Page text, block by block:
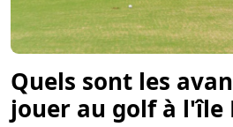
Quels sont les
jouer au golf à l'île